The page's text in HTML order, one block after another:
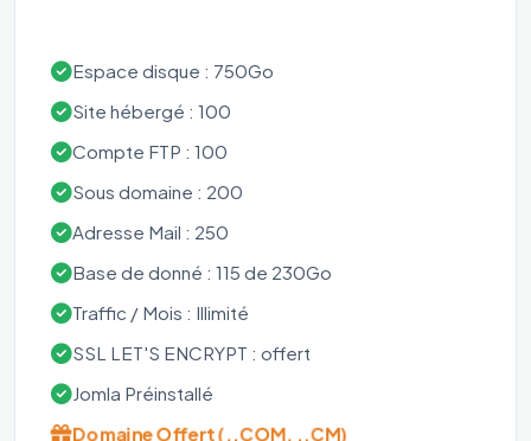
Espace disque : 750Go
Site hébergé : 100
Compte FTP : 100
Sous domaine : 200
Adresse Mail : 250
Base de donné : 115 de 230Go
Traffic / Mois : Illimité
SSL LET'S ENCRYPT : offert
Jomla Préinstallé
Domaine Offert (..COM, ..CM)